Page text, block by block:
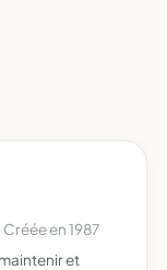
en 1987
et